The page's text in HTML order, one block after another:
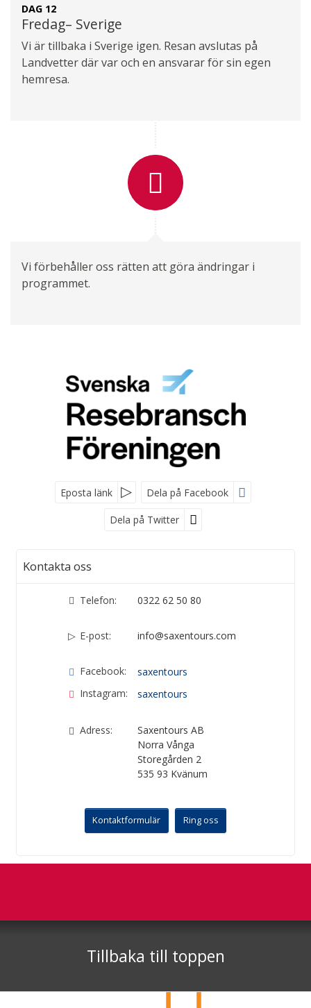
DAG 12
Fredag– Sverige
Vi är tillbaka i Sverige igen. Resan avslutas på
Landvetter där var och en ansvarar för sin egen
hemresa.
Vi förbehåller oss rätten att göra ändringar i
programmet.
Eposta länk Dela på Facebook
Dela på Twitter
Kontakta oss
Telefon: 0322 62 50 80
E-post: info@saxentours.com
Facebook:
saxentours
Instagram:
saxentours
Adress:
Saxentours AB
Norra Vånga
Storegården 2
535 93 Kvänum
Kontaktformulär Ring oss
Telefon0322 62 50 80
Tillbaka till toppen